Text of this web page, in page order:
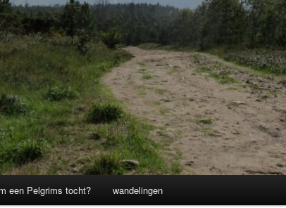
een Pelgrims tocht? wandelingen